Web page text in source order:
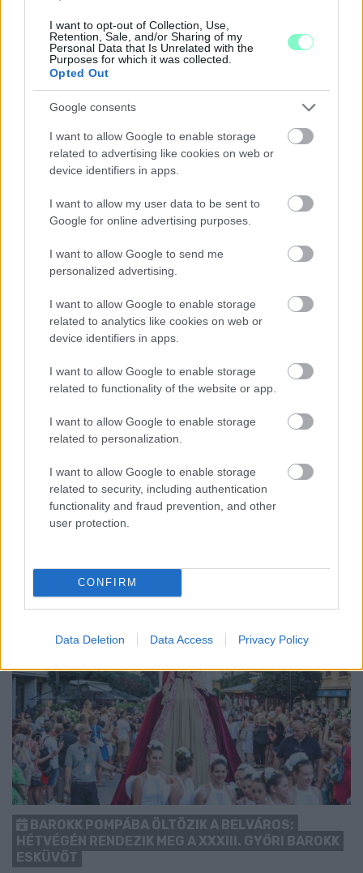
I want to opt-out of Collection, Use,
Retention, Sale, and/or Sharing of my
Personal Data that Is Unrelated with the
Purposes for which it was collected.
Opted Out
Google consents
I want to allow Google to enable storage
related to advertising like cookies on web or
device identifiers in apps.
I want to allow my user data to be sent to
Google for online advertising purposes.
I want to allow Google to send me
personalized advertising.
I want to allow Google to enable storage
related to analytics like cookies on web or
device identifiers in apps.
I want to allow Google to enable storage
related to functionality of the website or app.
I want to allow Google to enable storage
related to personalization.
I want to allow Google to enable storage
related to security, including authentication
functionality and fraud prevention, and other
user protection.
CONFIRM
Data Deletion Data Access Privacy Policy
Középpontban a hagyományőrzés, de lesz Pogány Induló és
Majka koncert, jóga szeánsz, “borhajózás” és egy csomó minden
Szólj hozzá!
A GYŐRI AUDI ETO KC PÉNTEKI FELKÉSZÜLÉSI
MÉRKŐZÉSE
Az energiaellátás tehermentesítése érdekében másfél órával
előrébb hozták a Brest Bretagne Handball elleni találkozó
kezdését.
BAROKK POMPÁBA ÖLTÖZIK A BELVÁROS:
HÉTVÉGÉN RENDEZIK MEG A XXXIII. GYŐRI BAROKK
ESKÜVŐT